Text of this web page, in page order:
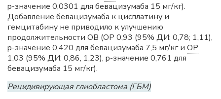
p-значение 0,0301 для бевацизумаба 15 мг/кг).
Добавление бевацизумаба к цисплатину и
гемцитабину не приводило к улучшению
продолжительности ОВ (ОР 0,93 (95% ДИ: 0,78; 1,11),
p-значение 0,420 для бевацизумаба 7,5 мг/кг и ОР
1,03 (95% ДИ: 0,86, 1,23), p-значение 0,761 для
бевацизумаба 15 мг/кг).
Рецидивирующая глиобластома (ГБМ)